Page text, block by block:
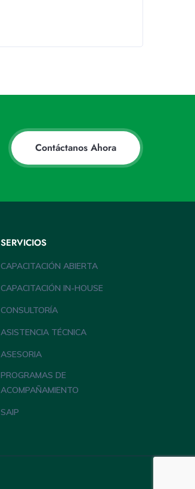
Contáctanos Ahora
SERVICIOS
CAPACITACIÓN ABIERTA
CAPACITACIÓN IN-HOUSE
CONSULTORÍA
ASISTENCIA TÉCNICA
ASESORIA
PROGRAMAS DE
ACOMPAÑAMIENTO
SAIP